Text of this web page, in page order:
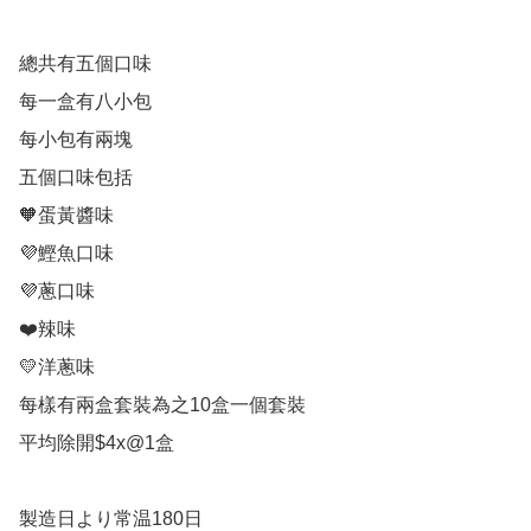
總共有五個口味
每一盒有八小包
每小包有兩塊
五個口味包括
🧡蛋黃醬味
💜鰹魚口味
💜蔥口味
❤️辣味
💛洋蔥味
每樣有兩盒套裝為之10盒一個套裝
平均除開$4x@1盒
製造日より常温180日